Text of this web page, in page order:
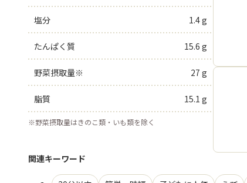
塩分 1.4 g
たんぱく質 15.6 g
野菜摂取量※ 27 g
脂質 15.1 g
※野菜摂取量はきのこ類・いも類を除く
関連キーワード